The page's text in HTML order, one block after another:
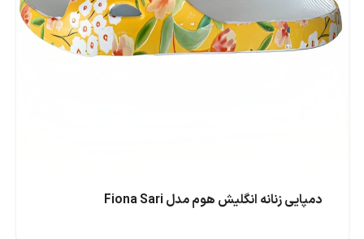
دمپایی زنانه انگلیش هوم مدل Fiona Sari